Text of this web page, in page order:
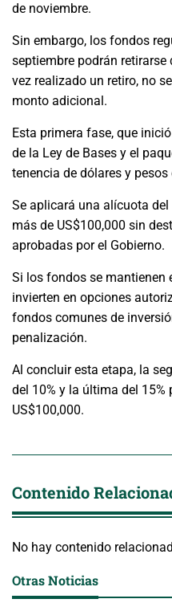
de noviembre.
Sin embargo, los fondos
septiembre podrán retirarse
vez realizado un retiro, no
monto adicional.
Esta primera fase, que
de la Ley de Bases y el
tenencia de dólares y pesos
Se aplicará una alícuota
más de US$100,000 sin
aprobadas por el Gobierno.
Si los fondos se mantienen
invierten en opciones
fondos comunes de
penalización.
Al concluir esta etapa, la
del 10% y la última del
US$100,000.
Contenido
No hay contenido
Otras Noticias